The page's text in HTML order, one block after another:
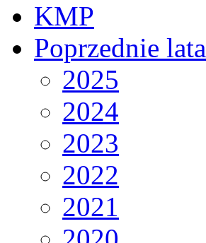
KMP
Poprzednie lata
2025
2024
2023
2022
2021